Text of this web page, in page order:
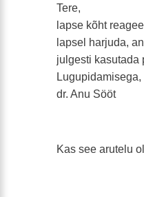
Tere,
lapse kõht
lapsel harjuda,
julgesti kasutada
Lugupidamisega,
dr. Anu Sööt
Kas see arutelu